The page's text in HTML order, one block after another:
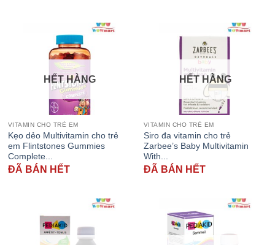
HẾT HÀNG
VITAMIN CHO TRẺ EM
Kẹo dẻo Multivitamin cho trẻ
em Flintstones Gummies
Complete...
ĐÃ BÁN HẾT
HẾT HÀNG
VITAMIN CHO TRẺ EM
Siro đa vitamin cho trẻ
Zarbee’s Baby Multivitamin
With...
ĐÃ BÁN HẾT